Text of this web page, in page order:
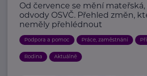
Od července se mění mateřská,
odvody OSVČ. Přehled změn,
neměly přehlédnout
Podpora a pomoc Práce, zaměstnání
Rodina Aktuálně